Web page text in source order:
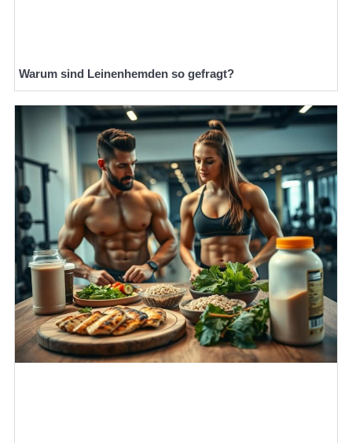
Warum sind Leinenhemden so gefragt?